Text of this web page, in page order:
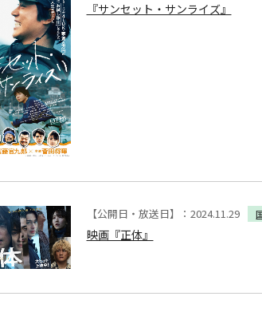
『サンセット・サンライズ』
【公開日・放送日】：2024.11.29
映画『正体』